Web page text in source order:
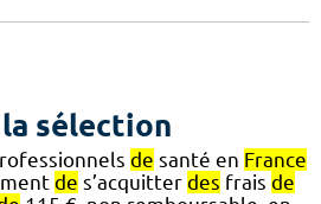
sélection
de santé en France
de s’acquitter des frais de